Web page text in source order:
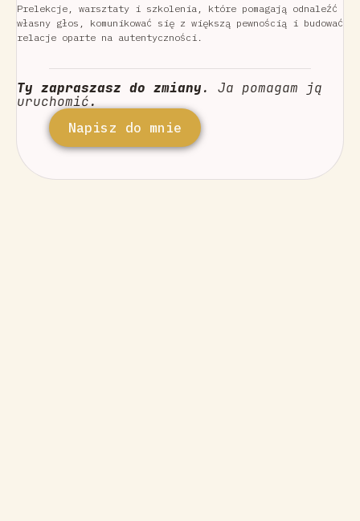
Prelekcje, warsztaty i szkolenia, które pomagają odnaleźć
własny głos, komunikować się z większą pewnością i budować
relacje oparte na autentyczności.
Ty zapraszasz do zmiany. Ja pomagam ją
uruchomić.
Napisz do mnie